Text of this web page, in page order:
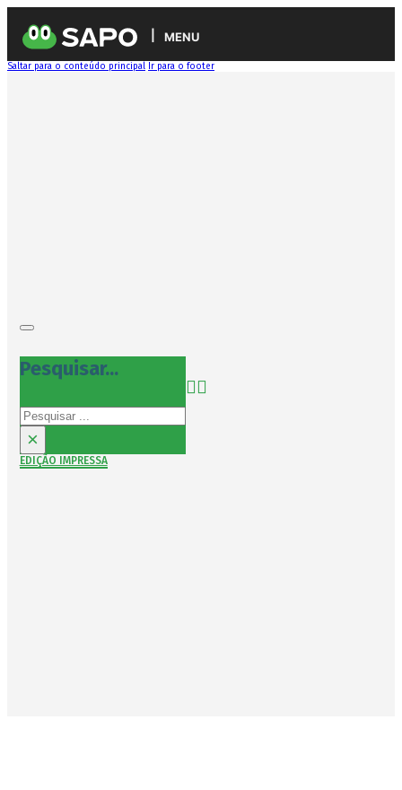
MENU
Saltar para o conteúdo principal Ir para o footer
Pesquisar...
Pesquisar
×
EDIÇÃO IMPRESSA